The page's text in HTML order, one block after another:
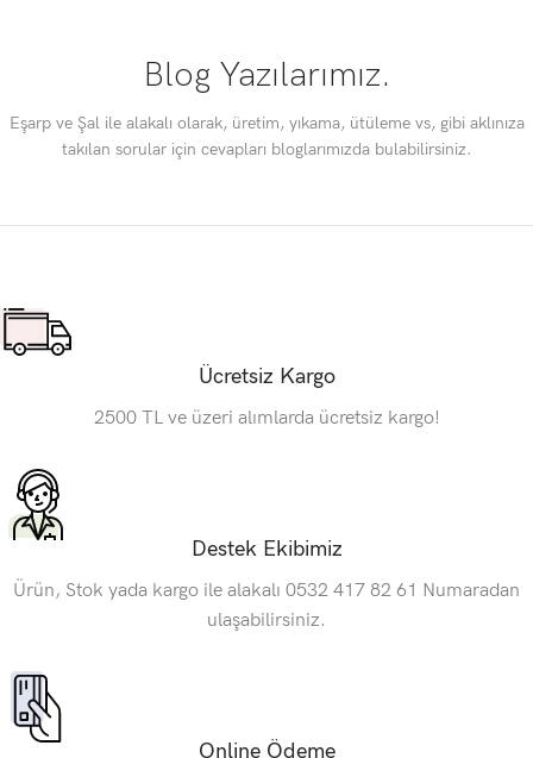
Blog Yazılarımız.
Eşarp ve Şal ile alakalı olarak, üretim, yıkama, ütüleme vs, gibi aklınıza
takılan sorular için cevapları bloglarımızda bulabilirsiniz.
Ücretsiz Kargo
2500 TL ve üzeri alımlarda ücretsiz kargo!
Destek Ekibimiz
Ürün, Stok yada kargo ile alakalı 0532 417 82 61 Numaradan
ulaşabilirsiniz.
Online Ödeme